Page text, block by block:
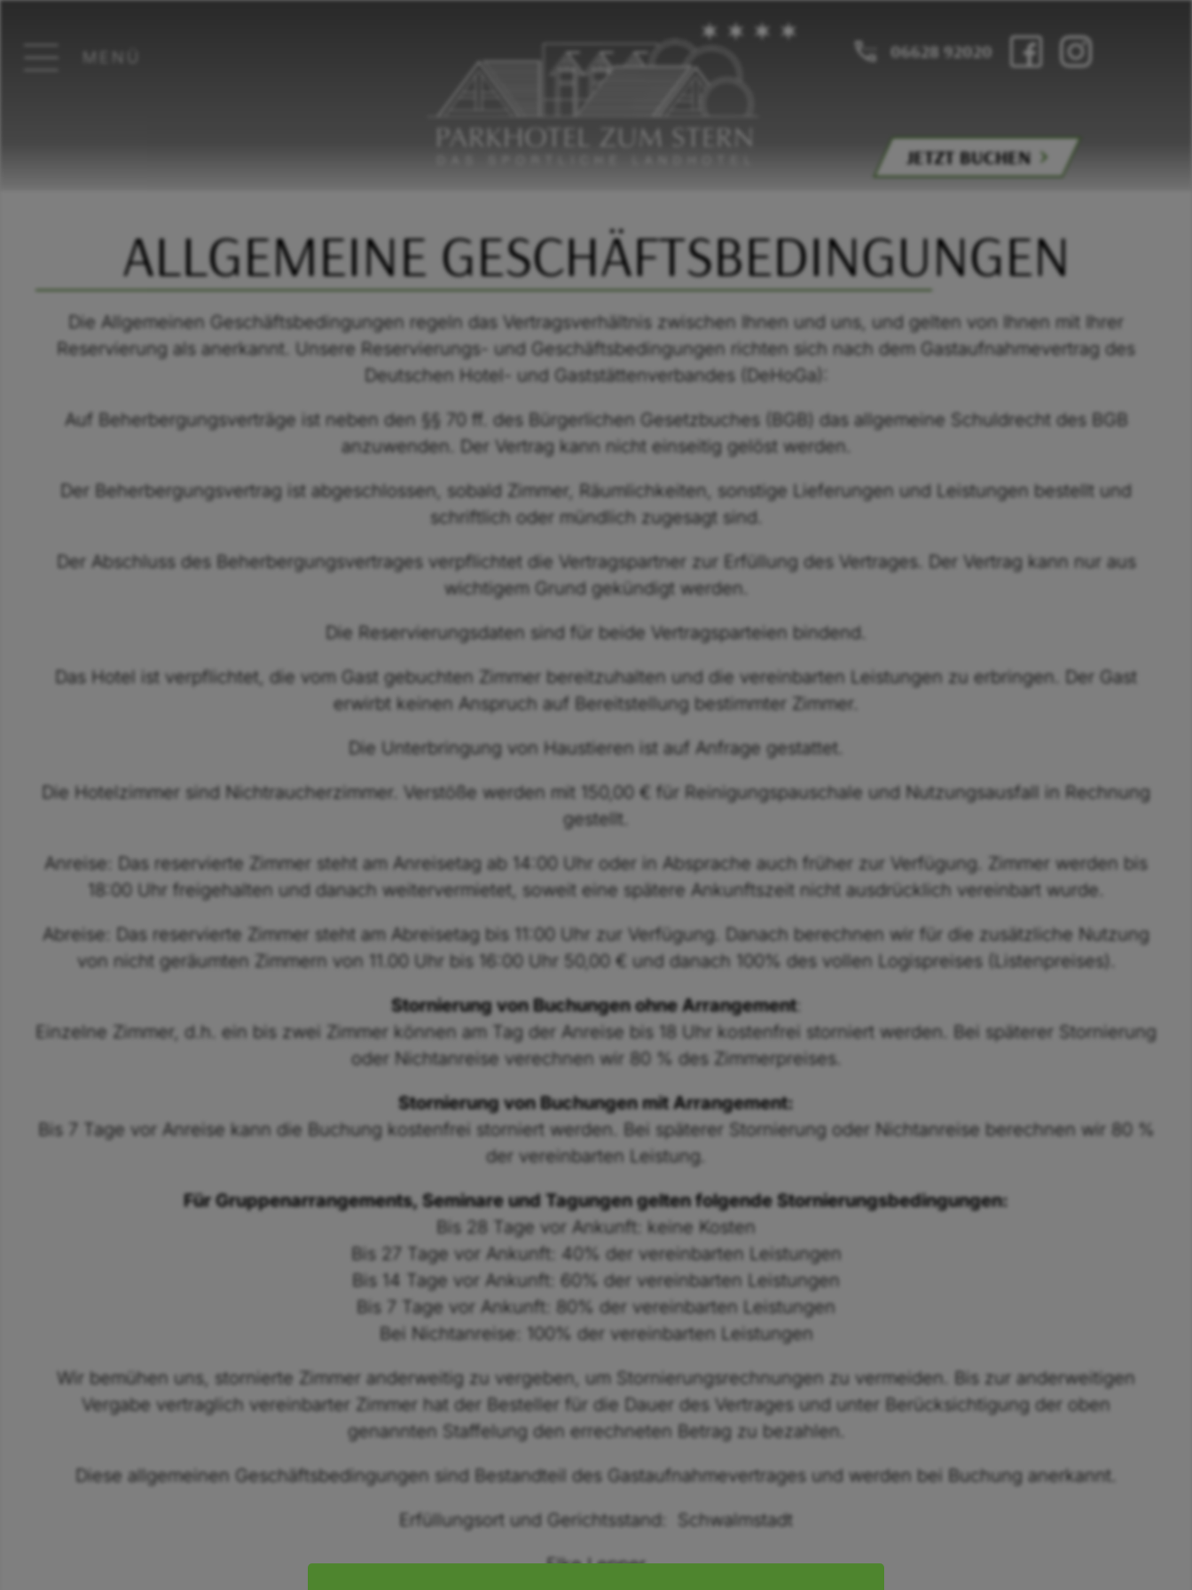
MENÜ 06628 92020
JETZT BUCHEN
ALLGEMEINE GESCHÄFTSBEDINGUNGEN
Die Allgemeinen Geschäftsbedingungen regeln das Vertragsverhältnis zwischen Ihnen und uns, und gelten von Ihnen mit Ihrer
Reservierung als anerkannt. Unsere Reservierungs- und Geschäftsbedingungen richten sich nach dem Gastaufnahmevertrag des
Deutschen Hotel- und Gaststättenverbandes (DeHoGa):
Auf Beherbergungsverträge ist neben den §§ 70 ff. des Bürgerlichen Gesetzbuches (BGB) das allgemeine Schuldrecht des BGB
anzuwenden. Der Vertrag kann nicht einseitig gelöst werden.
Der Beherbergungsvertrag ist abgeschlossen, sobald Zimmer, Räumlichkeiten, sonstige Lieferungen und Leistungen bestellt und
schriftlich oder mündlich zugesagt sind.
Der Abschluss des Beherbergungsvertrages verpflichtet die Vertragspartner zur Erfüllung des Vertrages. Der Vertrag kann nur aus
wichtigem Grund gekündigt werden.
Die Reservierungsdaten sind für beide Vertragsparteien bindend.
Das Hotel ist verpflichtet, die vom Gast gebuchten Zimmer bereitzuhalten und die vereinbarten Leistungen zu erbringen. Der Gast
erwirbt keinen Anspruch auf Bereitstellung bestimmter Zimmer.
Die Unterbringung von Haustieren ist auf Anfrage gestattet.
Die Hotelzimmer sind Nichtraucherzimmer. Verstöße werden mit 150,00 € für Reinigungspauschale und Nutzungsausfall in Rechnung
gestellt.
Anreise: Das reservierte Zimmer steht am Anreisetag ab 14:00 Uhr oder in Absprache auch früher zur Verfügung. Zimmer werden bis
18:00 Uhr freigehalten und danach weitervermietet, soweit eine spätere Ankunftszeit nicht ausdrücklich vereinbart wurde.
Abreise: Das reservierte Zimmer steht am Abreisetag bis 11:00 Uhr zur Verfügung. Danach berechnen wir für die zusätzliche Nutzung
von nicht geräumten Zimmern von 11.00 Uhr bis 16:00 Uhr 50,00 € und danach 100% des vollen Logispreises (Listenpreises).
Stornierung von Buchungen ohne Arrangement:
Einzelne Zimmer, d.h. ein bis zwei Zimmer können am Tag der Anreise bis 18 Uhr kostenfrei storniert werden. Bei späterer Stornierung
oder Nichtanreise verechnen wir 80 % des Zimmerpreises.
Stornierung von Buchungen mit Arrangement:
Bis 7 Tage vor Anreise kann die Buchung kostenfrei storniert werden. Bei späterer Stornierung oder Nichtanreise berechnen wir 80 %
der vereinbarten Leistung.
Für Gruppenarrangements, Seminare und Tagungen gelten folgende Stornierungsbedingungen:
Bis 28 Tage vor Ankunft: keine Kosten
Bis 27 Tage vor Ankunft: 40% der vereinbarten Leistungen
Bis 14 Tage vor Ankunft: 60% der vereinbarten Leistungen
Bis 7 Tage vor Ankunft: 80% der vereinbarten Leistungen
Bei Nichtanreise: 100% der vereinbarten Leistungen
Wir bemühen uns, stornierte Zimmer anderweitig zu vergeben, um Stornierungsrechnungen zu vermeiden. Bis zur anderweitigen
Vergabe vertraglich vereinbarter Zimmer hat der Besteller für die Dauer des Vertrages und unter Berücksichtigung der oben
genannten Staffelung den errechneten Betrag zu bezahlen.
Diese allgemeinen Geschäftsbedingungen sind Bestandteil des Gastaufnahmevertrages und werden bei Buchung anerkannt.
Erfüllungsort und Gerichtsstand: Schwalmstadt
Elke Lepper